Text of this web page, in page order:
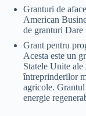
Granturi de
American
de granturi Dare
Grant pentru
Acesta este un
Statele Unite
întreprinderilor
agricole. Grantul
energie